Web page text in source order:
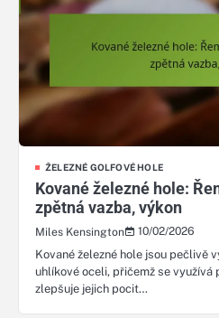
ŽELEZNÉ GOLFOVÉ HOLE
Kované železné hole:
zpětná vazba, výkon
Miles Kensington
10/02/2026
Kované železné hole jsou pečlivě
uhlíkové oceli, přičemž se využívá
zlepšuje jejich pocit…